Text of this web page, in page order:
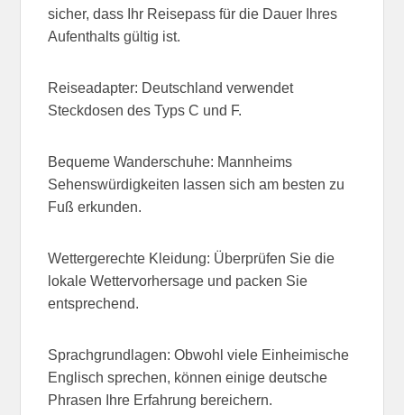
sicher, dass Ihr Reisepass für die Dauer Ihres
Aufenthalts gültig ist.
Reiseadapter: Deutschland verwendet
Steckdosen des Typs C und F.
Bequeme Wanderschuhe: Mannheims
Sehenswürdigkeiten lassen sich am besten zu
Fuß erkunden.
Wettergerechte Kleidung: Überprüfen Sie die
lokale Wettervorhersage und packen Sie
entsprechend.
Sprachgrundlagen: Obwohl viele Einheimische
Englisch sprechen, können einige deutsche
Phrasen Ihre Erfahrung bereichern.